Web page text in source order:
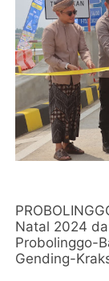
Natal 2024
Probolinggo-
Gending-